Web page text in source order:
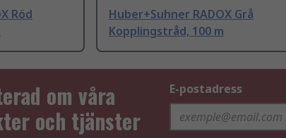
Röd
Huber+Suhner RADOX Grå
Kopplingstråd, 100 m
om våra
och tjänster
E-postadress